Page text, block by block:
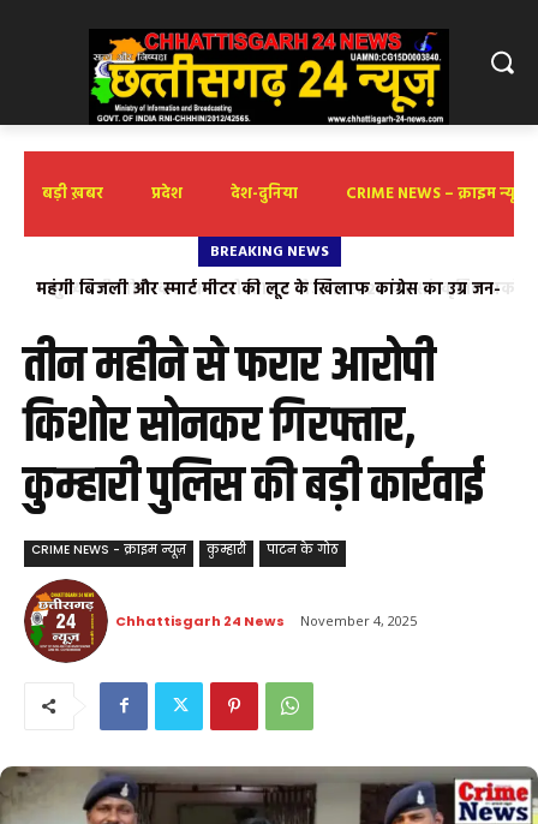
बड़ी ख़बर प्रदेश देश-दुनिया CRIME NEWS – क्राइम न्यूज़
BREAKING NEWS
मुख्यमंत्री लोक कलाकार प्रोत्साहन योजना-2026 का सांस्कृतिक प्रकोष्ठ
तीन महीने से फरार आरोपी
किशोर सोनकर गिरफ्तार,
कुम्हारी पुलिस की बड़ी कार्रवाई
CRIME NEWS - क्राइम न्यूज़ कुम्हारी पाटन के गोठ
Chhattisgarh 24 News November 4, 2025